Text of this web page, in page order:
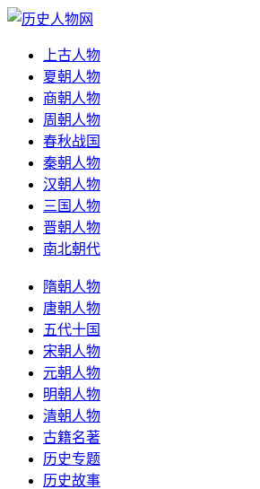
上古人物
夏朝人物
商朝人物
周朝人物
春秋战国
秦朝人物
汉朝人物
三国人物
晋朝人物
南北朝代
隋朝人物
唐朝人物
五代十国
宋朝人物
元朝人物
明朝人物
清朝人物
古籍名著
历史专题
历史故事